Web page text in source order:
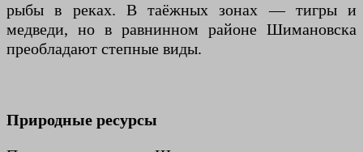
рыбы в реках. В таёжных зонах — тигры и
медведи, но в равнинном районе Шимановска
преобладают степные виды.
Природные ресурсы